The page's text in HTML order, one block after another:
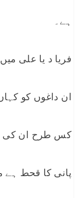
ہے۔
فریا د یا علی
ان داغوں کو
کس طرح ان کی
پانی کا قحط ہے